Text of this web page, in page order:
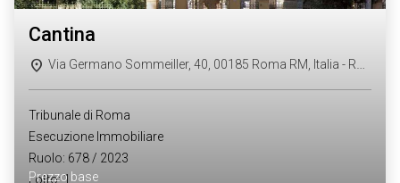
Prezzo base
cantina
Via Germano Sommeiller, 40, 00185 Roma RM, Italia - Roma (RM)
Tribunale di Roma
Esecuzione Immobiliare
Ruolo: 678 / 2023
Lotto: 1